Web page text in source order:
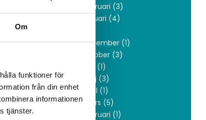
Om
funktioner för
från din enhet
informationen
tjänster.
februari (3)
januari (4)
november (1)
oktober (3)
juni (1)
maj (3)
april (1)
mars (5)
februari (1)